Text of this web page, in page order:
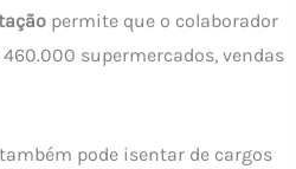
permite que o colaborador
supermercados, vendas
pode isentar de cargos